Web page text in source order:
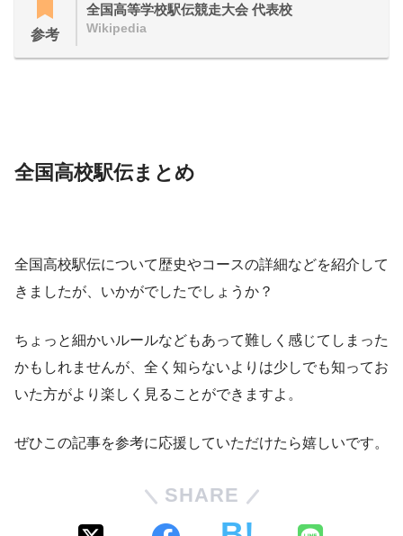
参考
全国高等学校駅伝競走大会 代表校
Wikipedia
全国高校駅伝まとめ
全国高校駅伝について歴史やコースの詳細などを紹介して
きましたが、いかがでしたでしょうか？
ちょっと細かいルールなどもあって難しく感じてしまった
かもしれませんが、全く知らないよりは少しでも知ってお
いた方がより楽しく見ることができますよ。
ぜひこの記事を参考に応援していただけたら嬉しいです。
SHARE